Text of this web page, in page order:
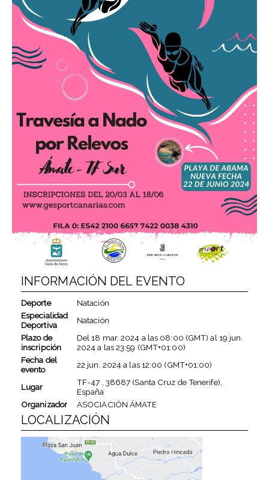
INFORMACIÓN DEL EVENTO
Deporte
Natación
Especialidad
Deportiva
Natación
Plazo de
inscripción
Del18 mar. 2024 a las 08:00 (GMT) al 19 jun.
2024a las23:59 (GMT+01:00)
Fecha del
evento
22 jun. 2024a las12:00 (GMT+01:00)
Lugar
TF-47 , 38687 (Santa Cruz de Tenerife),
España
Organizador
ASOCIACIÓN ÁMATE
LOCALIZACIÓN